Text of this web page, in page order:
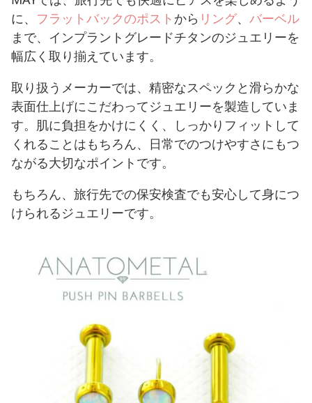
に、 フラットバックのポスト から リング、 バーベル
まで、インプラントグレードチタンのジュエリーを
幅広く取り揃えています。
取り扱うメーカーでは、精密なスペックと滑らかな
表面仕上げにこだわってジュエリーを製造していま
す。肌に負担をかけにくく、しっかりフィットして
くれることはもちろん、日常でのつけやすさにもつ
ながる大切なポイントです。
もちろん、旅行先での保安検査でも安心して身につ
けられるジュエリーです。